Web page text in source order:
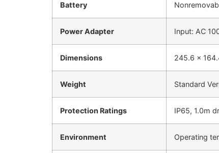
Battery
Power Adapter Input: AC
Dimensions 245.6 x
Weight Standard
Protection Ratings IP65, 1.0m
Environment Operating